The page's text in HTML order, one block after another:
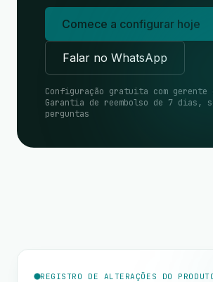
Comece a configurar hoje
Falar no WhatsApp
Configuração gratuita com gerente
Garantia de reembolso de 7 dias,
perguntas
REGISTRO DE ALTERAÇÕES DO